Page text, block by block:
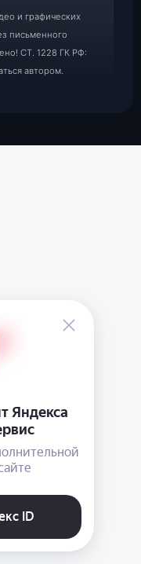
и графических
письменного
СТ. 1228 ГК РФ:
автором.